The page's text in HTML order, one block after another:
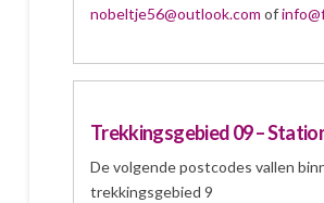
nobeltje56@outlook.com of
Trekkingsgebied 09 –
De volgende postcodes vallen
trekkingsgebied 9